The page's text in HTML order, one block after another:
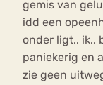
gemis van
idd een
onder ligt.. ik..
paniekerig en
zie geen